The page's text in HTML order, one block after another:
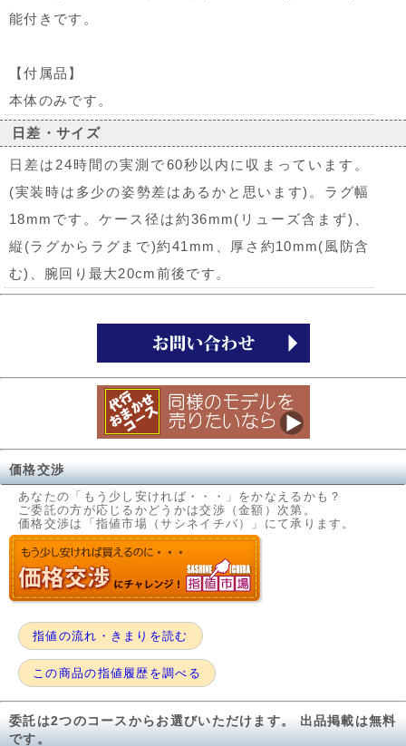
能付きです。
【付属品】
本体のみです。
日差・サイズ
日差は24時間の実測で60秒以内に収まっています。
(実装時は多少の姿勢差はあるかと思います)。ラグ幅
18mmです。ケース径は約36mm(リューズ含まず)、
縦(ラグからラグまで)約41mm、厚さ約10mm(風防含
む)、腕回り最大20cm前後です。
価格交渉
あなたの「もう少し安ければ・・・」をかなえるかも？
ご委託の方が応じるかどうかは交渉（金額）次第。
価格交渉は「指値市場（サシネイチバ）」にて承ります。
指値の流れ・きまりを読む
この商品の指値履歴を調べる
委託は2つのコースからお選びいただけます。 出品掲載は無料
です。